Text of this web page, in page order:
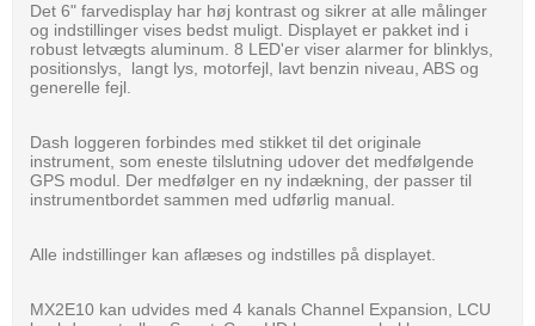
Det 6" farvedisplay har høj kontrast og sikrer at alle målinger
og indstillinger vises bedst muligt. Displayet er pakket ind i
robust letvægts aluminum. 8 LED'er viser alarmer for blinklys,
positionslys, langt lys, motorfejl, lavt benzin niveau, ABS og
generelle fejl.
Dash loggeren forbindes med stikket til det originale
instrument, som eneste tilslutning udover det medfølgende
GPS modul. Der medfølger en ny indækning, der passer til
instrumentbordet sammen med udførlig manual.
Alle indstillinger kan aflæses og indstilles på displayet.
MX2E10 kan udvides med 4 kanals Channel Expansion, LCU